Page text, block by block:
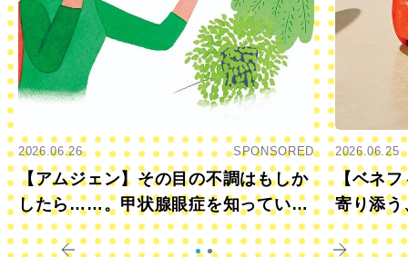
2026.06.26 SPONSORED
【アムジェン】その目の不調はもしか
したら……。甲状腺眼症を知っていま
すか？
2026.06.25
【ベネフ
寄り添う
きに